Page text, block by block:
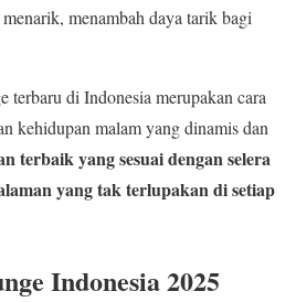
menambah daya tarik bagi
terbaru di Indonesia merupakan cara
kehidupan malam yang dinamis dan
terbaik yang sesuai dengan selera
yang tak terlupakan di setiap
Indonesia 2025